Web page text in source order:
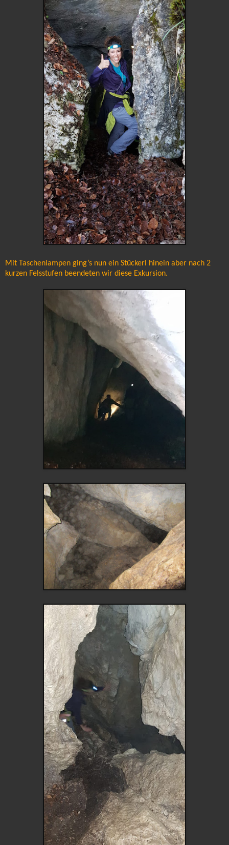
Mit Taschenlampen ging’s nun ein Stückerl hinein aber nach 2
kurzen Felsstufen beendeten wir diese Exkursion.